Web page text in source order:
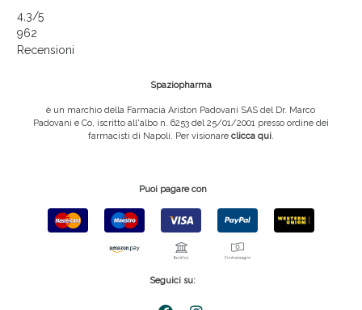
4,3/5
962
Recensioni
Spaziopharma
è un marchio della Farmacia Ariston Padovani SAS del Dr. Marco
Padovani e Co, iscritto all'albo n. 6253 del 25/01/2001 presso ordine dei
farmacisti di Napoli. Per visionare clicca qui.
Puoi pagare con
Seguici su: